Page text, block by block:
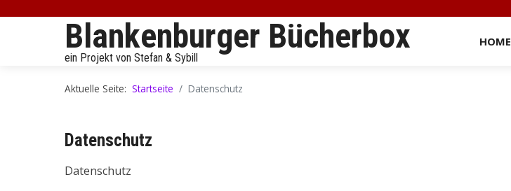
Blankenburger Bücherbox
ein Projekt von Stefan & Sybill
HOME
Aktuelle Seite: Startseite Datenschutz
Datenschutz
Datenschutz